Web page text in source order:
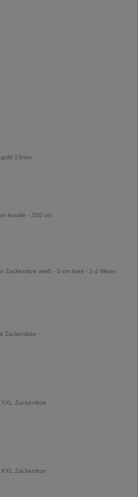
15mm
koralle - 250 cm
Zackenlitze weiß - 3 cm breit - 2,4 Meter
Zackenlitze
Zackenlitze
Zackenlitze